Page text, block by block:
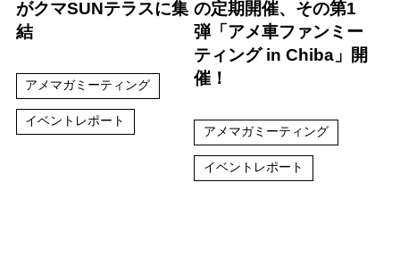
がクマSUNテラスに集
結
アメマガミーティング
イベントレポート
の定期開催、その第1
弾「アメ車ファンミー
ティング in Chiba」開
催！
アメマガミーティング
イベントレポート